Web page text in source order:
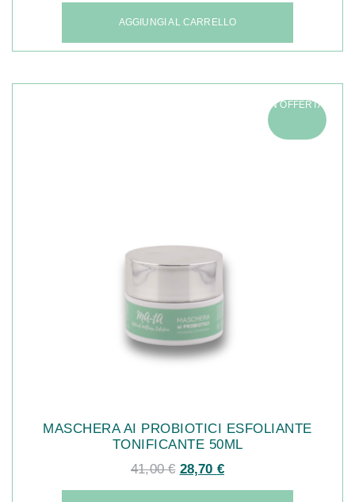
AGGIUNGI AL CARRELLO
IN OFFERTA!
MASCHERA AI PROBIOTICI ESFOLIANTE
TONIFICANTE 50ML
41,00€ 28,70 €